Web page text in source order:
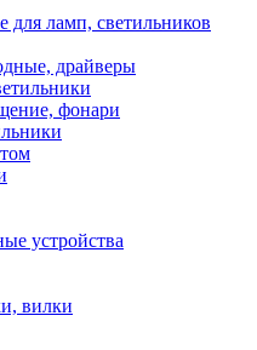
ламп, светильников
драйверы
фонари
устройства
вилки